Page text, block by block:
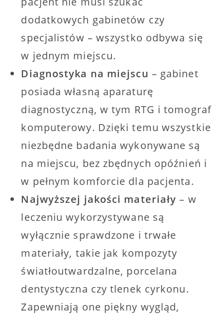
dodatkowych gabinetów czy
specjalistów – wszystko odbywa się
w jednym miejscu.
Diagnostyka na miejscu – gabinet
posiada własną aparaturę
diagnostyczną, w tym RTG i tomograf
komputerowy. Dzięki temu wszystkie
niezbędne badania wykonywane są
na miejscu, bez zbędnych opóźnień i
w pełnym komforcie dla pacjenta.
Najwyższej jakości materiały – w
leczeniu wykorzystywane są
wyłącznie sprawdzone i trwałe
materiały, takie jak kompozyty
światłoutwardzalne, porcelana
dentystyczna czy tlenek cyrkonu.
Zapewniają one piękny wygląd,